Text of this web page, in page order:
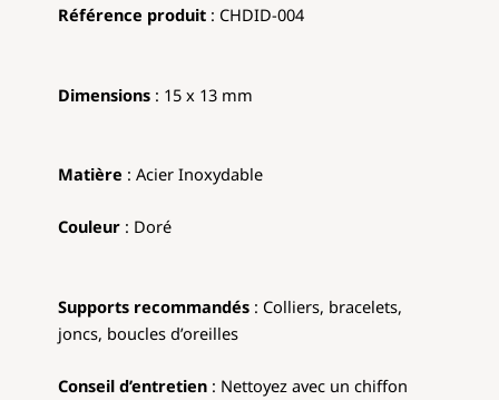
Référence produit : CHDID-004
Dimensions : 15 x 13 mm
Matière : Acier Inoxydable
Couleur : Doré
Supports recommandés : Colliers, bracelets,
joncs, boucles d’oreilles
Conseil d’entretien : Nettoyez avec un chiffon